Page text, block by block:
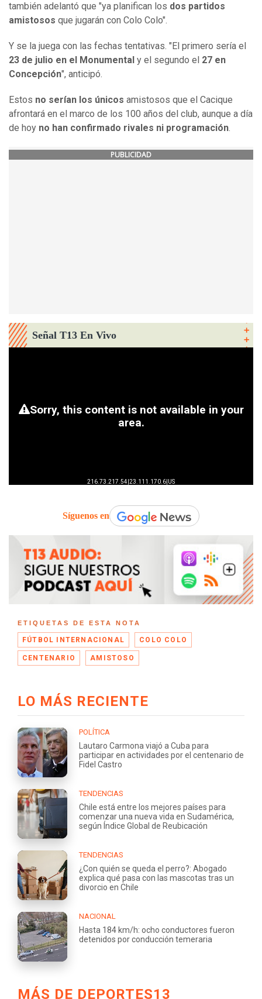
también adelantó que "ya planifican los dos partidos
amistosos que jugarán con Colo Colo".
Y se la juega con las fechas tentativas. "El primero sería el
23 de julio en el Monumental y el segundo el 27 en
Concepción", anticipó.
Estos no serían los únicos amistosos que el Cacique
afrontará en el marco de los 100 años del club, aunque a día
de hoy no han confirmado rivales ni programación.
PUBLICIDAD
Señal T13 En Vivo
Síguenos en
ETIQUETAS DE ESTA NOTA
FÚTBOL INTERNACIONAL COLO COLO
CENTENARIO AMISTOSO
LO MÁS RECIENTE
POLÍTICA
Lautaro Carmona viajó a Cuba para
participar en actividades por el centenario de
Fidel Castro
TENDENCIAS
Chile está entre los mejores países para
comenzar una nueva vida en Sudamérica,
según Índice Global de Reubicación
TENDENCIAS
¿Con quién se queda el perro?: Abogado
explica qué pasa con las mascotas tras un
divorcio en Chile
NACIONAL
Hasta 184 km/h: ocho conductores fueron
detenidos por conducción temeraria
MÁS DE DEPORTES13